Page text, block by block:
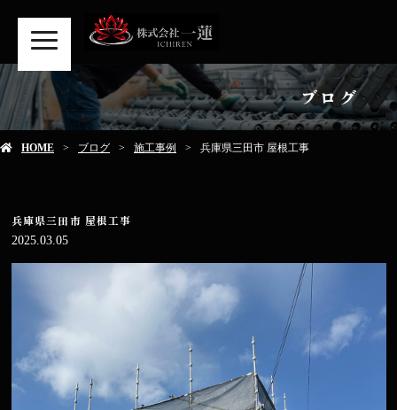
ブログ
HOME ブログ 施工事例 兵庫県三田市 屋根工事
兵庫県三田市 屋根工事
2025.03.05